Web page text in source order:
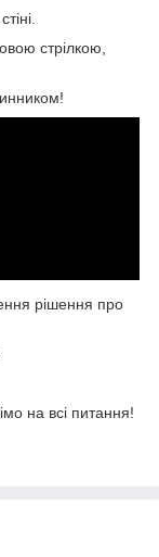
стрілкою,
рішення про
на всі питання!